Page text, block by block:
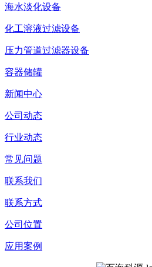
海水淡化设备
化工溶液过滤设备
压力管道过滤器设备
容器储罐
新闻中心
公司动态
行业动态
常见问题
联系我们
联系方式
公司位置
应用案例